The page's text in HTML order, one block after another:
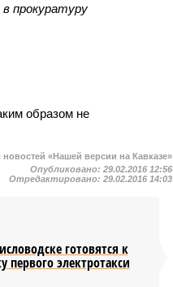
прокуратуру
образом не
новостей «Нашей версии на Кавказе»
Опубликовано:29.02.2016 12:56
Отредактировано:29.02.2016 14:03
готовятся к
первого электротакси